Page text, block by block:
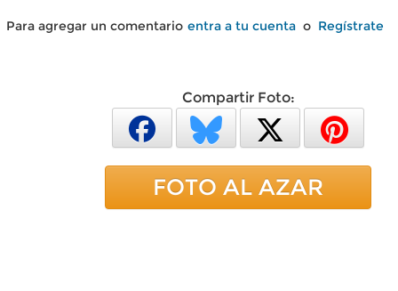
Para agregar un comentario entra a tu cuenta o Regístrate
Compartir Foto:
FOTO AL AZAR